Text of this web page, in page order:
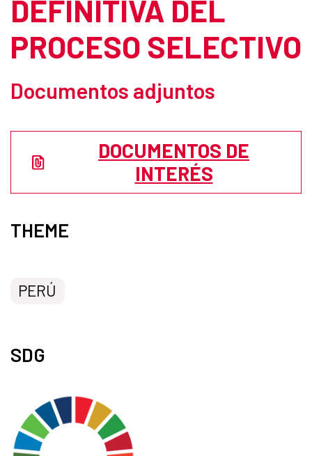
DEFINITIVA DEL
PROCESO SELECTIVO
Documentos adjuntos
DOCUMENTOS DE
INTERÉS
THEME
PERÚ
SDG